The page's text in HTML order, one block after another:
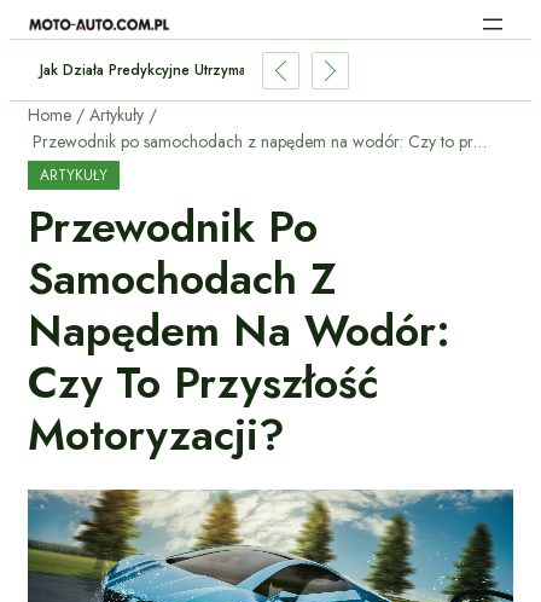
Baterii W Używanym Elektryku?
Home
Artykuły
Przewodnik po samochodach z napędem na wodór: Czy to przyszłość motoryzacji?
ARTYKUŁY
Przewodnik Po
Samochodach Z
Napędem Na Wodór:
Czy To Przyszłość
Motoryzacji?